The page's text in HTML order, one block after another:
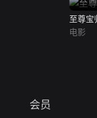
至尊宝
电影
会员